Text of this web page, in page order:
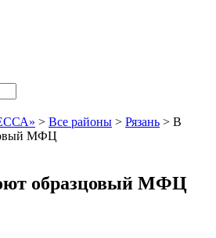
> Все районы > Рязань > В
МФЦ
образцовый МФЦ